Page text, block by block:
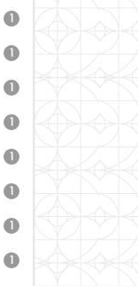
1
1
1
1
1
1
1
1